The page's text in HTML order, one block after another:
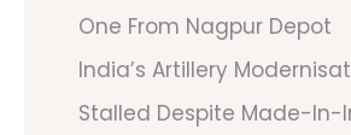
One From Nagpur Depot
India’s Artillery
Stalled Despite Made-In-